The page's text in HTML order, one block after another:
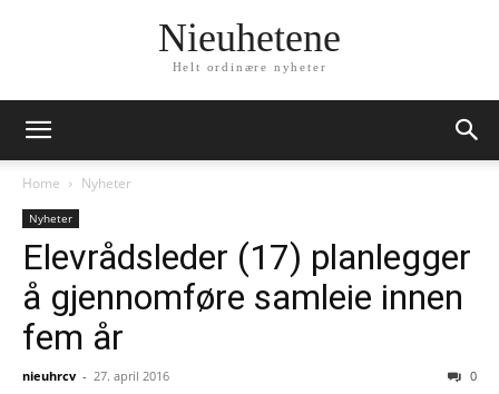
Nieuhetene
Helt ordinære nyheter
Home Nyheter
Nyheter
Elevrådsleder (17) planlegger
å gjennomføre samleie innen
fem år
nieuhrcv - 27. april 2016 0